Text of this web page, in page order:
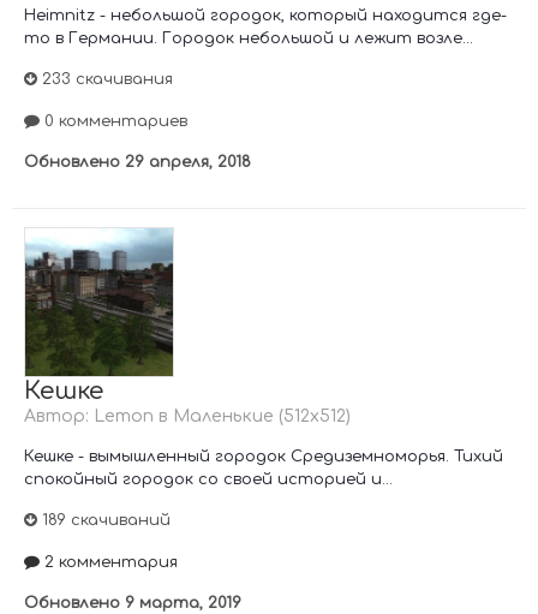
Heimnitz - небольшой городок, который находится где-
то в Германии. Городок небольшой и лежит возле...
233 скачивания
0 комментариев
Обновлено 29 апреля, 2018
Кешке
Автор: Lemon в Маленькие (512х512)
Кешке - вымышленный городок Средиземноморья. Тихий
спокойный городок со своей историей и...
189 скачиваний
2 комментария
Обновлено 9 марта, 2019